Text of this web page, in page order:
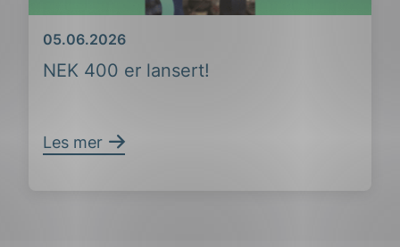
NEK 400 er lansert!
Dato
05.06.2026
Les mer